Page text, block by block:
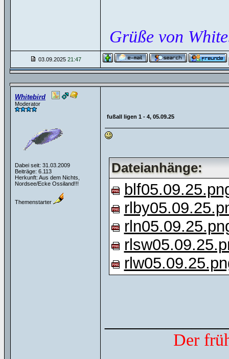
Grüße von
03.09.2025 21:47
Whitebird
Moderator
Dabei seit: 31.03.2009
Beiträge: 6.113
Herkunft: Aus dem Nichts,
Nordsee/Ecke Ossiland!!!
Themenstarter
fußall ligen 1 - 4, 05.09.25
Dateianhänge:
Der